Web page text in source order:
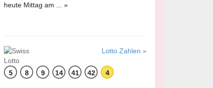
heute Mittag am ... »
Lotto Zahlen »
5 8 9 14 41 42 4